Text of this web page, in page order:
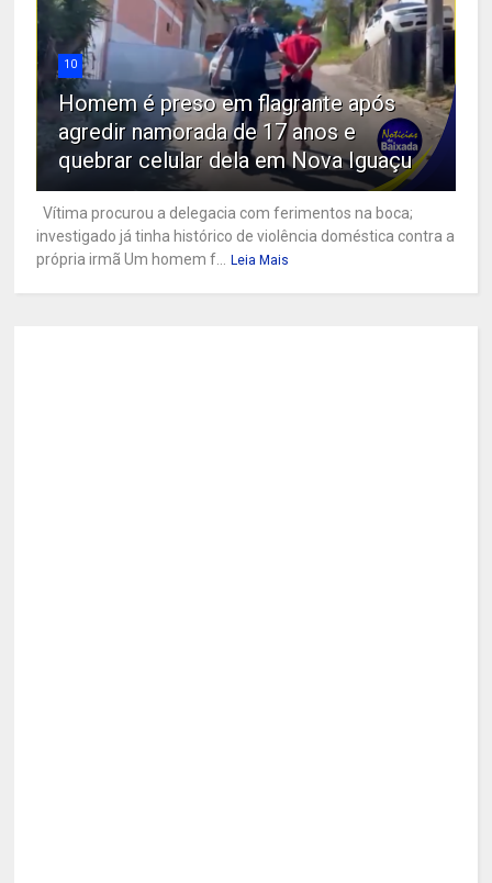
10
Homem é preso em flagrante após
agredir namorada de 17 anos e
quebrar celular dela em Nova Iguaçu
Vítima procurou a delegacia com ferimentos na boca;
investigado já tinha histórico de violência doméstica contra a
própria irmã Um homem f...
Leia Mais